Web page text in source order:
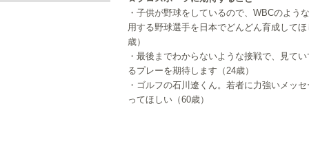
・子供が野球をしているので、WBCのよう
用する野球選手を日本でどんどん育成して
歳）
・最後までわからないような接戦で、見て
るプレーを期待します（24歳）
・ゴルフの石川遼くん。若者に力強いメッ
ってほしい（60歳）